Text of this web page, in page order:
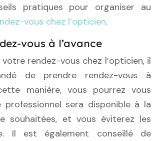
pratiques pour organiser au
vous chez l’opticien.
vous à l’avance
rendez-vous chez l’opticien, il
de prendre rendez-vous à
manière, vous pourrez vous
professionnel sera disponible à la
souhaitées, et vous éviterez les
Il est également conseillé de